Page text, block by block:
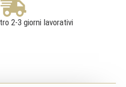
2-3 giorni lavorativi